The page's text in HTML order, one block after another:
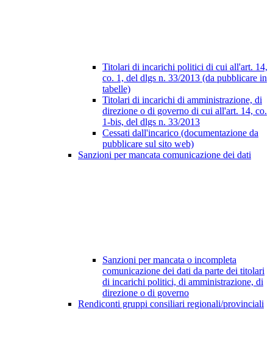
Titolari di incarichi politici di cui all'art. 14,
co. 1, del dlgs n. 33/2013 (da pubblicare in
tabelle)
Titolari di incarichi di amministrazione, di
direzione o di governo di cui all'art. 14, co.
1-bis, del dlgs n. 33/2013
Cessati dall'incarico (documentazione da
pubblicare sul sito web)
Sanzioni per mancata comunicazione dei dati
Sanzioni per mancata o incompleta
comunicazione dei dati da parte dei titolari
di incarichi politici, di amministrazione, di
direzione o di governo
Rendiconti gruppi consiliari regionali/provinciali